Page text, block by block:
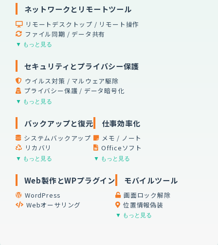
ネットワークとリモートツール
リモートデスクトップ / リモート操作
ファイル同期 / データ共有
▼ もっと見る
セキュリティとプライバシー保護
ウイルス対策 / マルウェア駆除
プライバシー保護 / データ暗号化
▼ もっと見る
バックアップと復元
システムバックアップ
リカバリ
▼ もっと見る
仕事効率化
メモ / ノート
Officeソフト
▼ もっと見る
Web製作とWPプラグイン
WordPress
Webオーサリング
モバイルツール
画面ロック解除
位置情報偽装
▼ もっと見る